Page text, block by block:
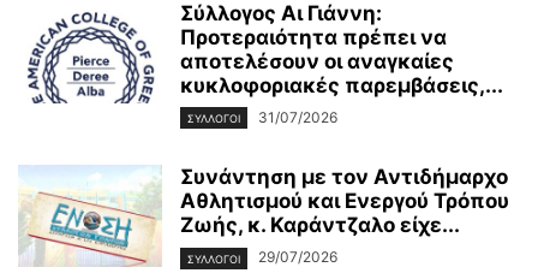
Σύλλογος Αι Γιάννη:
Προτεραιότητα πρέπει να
αποτελέσουν οι αναγκαίες
κυκλοφοριακές παρεμβάσεις,...
ΣΥΛΛΟΓΟΙ 31/07/2026
Συνάντηση με τον Αντιδήμαρχο
Αθλητισμού και Ενεργού Τρόπου
Ζωής, κ. Καράντζαλο είχε...
ΣΥΛΛΟΓΟΙ 29/07/2026